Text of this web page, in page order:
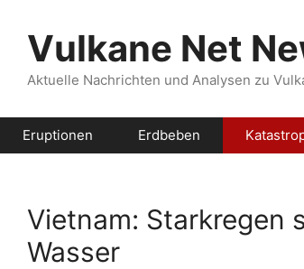
Inhalt
springenVulkane Net
Aktuelle Nachrichten und Analysen zu
Eruptionen Erdbeben
Vietnam:
Wasser